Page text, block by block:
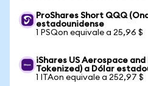
ProShares Short QQQ
estadounidense
1 PSQon equivale a 25,96 $
iShares US Aerospace
Tokenized) a Dólar
1 ITAon equivale a 252,97 $